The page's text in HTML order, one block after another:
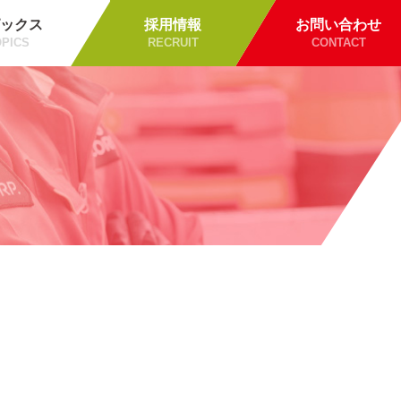
クス 採用情報
RECRUIT
お問い合わせ
CONTACT